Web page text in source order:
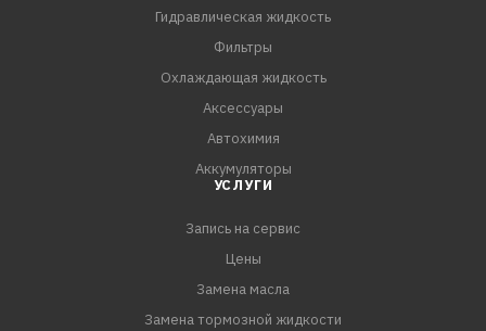
Гидравлическая жидкость
Фильтры
Охлаждающая жидкость
Аксессуары
Автохимия
Аккумуляторы
УСЛУГИ
Запись на сервис
Цены
Замена масла
Замена тормозной жидкости